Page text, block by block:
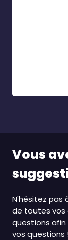
Vous
N'hésitez pas
de toutes vos
questions
vos questions